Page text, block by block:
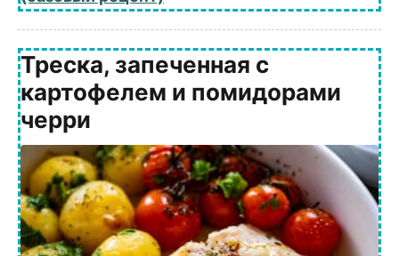
Треска, запеченная с
картофелем и помидорами
черри